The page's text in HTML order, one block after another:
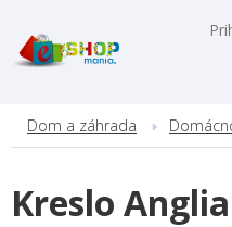
obsah
Dom a záhrada
Kreslo